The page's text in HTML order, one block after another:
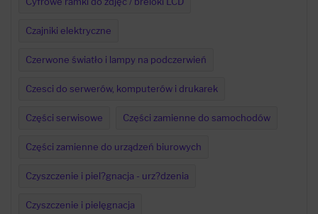
Czajniki elektryczne
Czerwone światło i lampy na podczerwień
Czesci do serwerów, komputerów i drukarek
Części serwisowe Części zamienne do samochodów
Części zamienne do urządzeń biurowych
Czyszczenie i piel?gnacja - urz?dzenia
Czyszczenie i pielęgnacja